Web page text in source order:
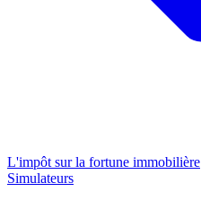
L'impôt sur la fortune immobilière
Simulateurs